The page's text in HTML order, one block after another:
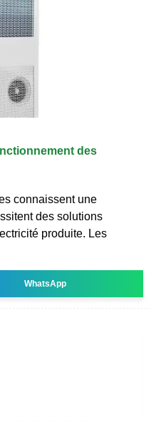
des
connaissent une
des solutions
produite. Les
WhatsApp